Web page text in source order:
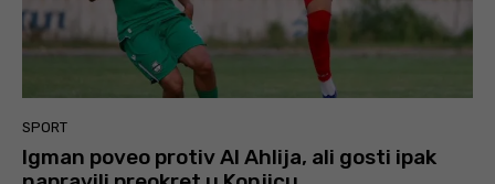
SPORT
Igman poveo protiv Al Ahlija, ali gosti ipak